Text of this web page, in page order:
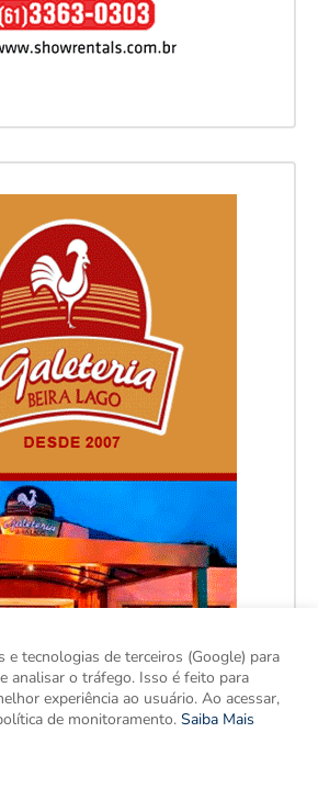
e tecnologias de terceiros (Google) para
analisar o tráfego. Isso é feito para
experiência ao usuário. Ao acessar,
de monitoramento. Saiba Mais